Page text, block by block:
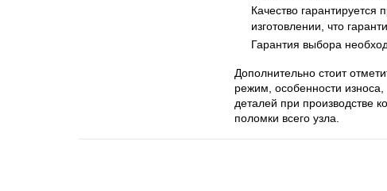
Качество
изготовлении, что
Гарантия выбора
Дополнительно стоит
режим, особенности износа,
деталей при производстве
поломки всего узла.